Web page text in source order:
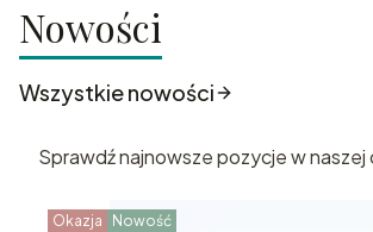
Nowości
Wszystkie nowości
Sprawdź najnowsze pozycje w
Okazja Nowość